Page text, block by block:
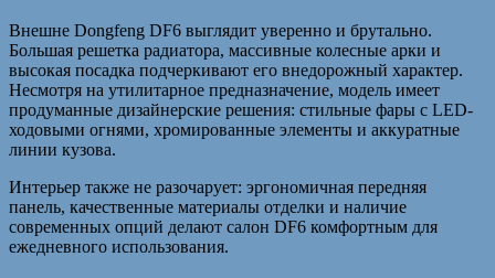
Внешне Dongfeng DF6 выглядит уверенно и брутально.
Большая решетка радиатора, массивные колесные арки и
высокая посадка подчеркивают его внедорожный характер.
Несмотря на утилитарное предназначение, модель имеет
продуманные дизайнерские решения: стильные фары с LED-
ходовыми огнями, хромированные элементы и аккуратные
линии кузова.
Интерьер также не разочарует: эргономичная передняя
панель, качественные материалы отделки и наличие
современных опций делают салон DF6 комфортным для
ежедневного использования.